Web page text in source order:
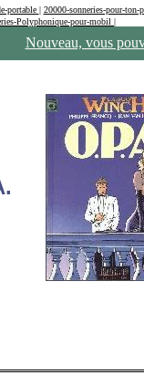
portable | 20000-sonneries-pour-ton-
Polyphonique-pour-mobil |
Nouveau, vous